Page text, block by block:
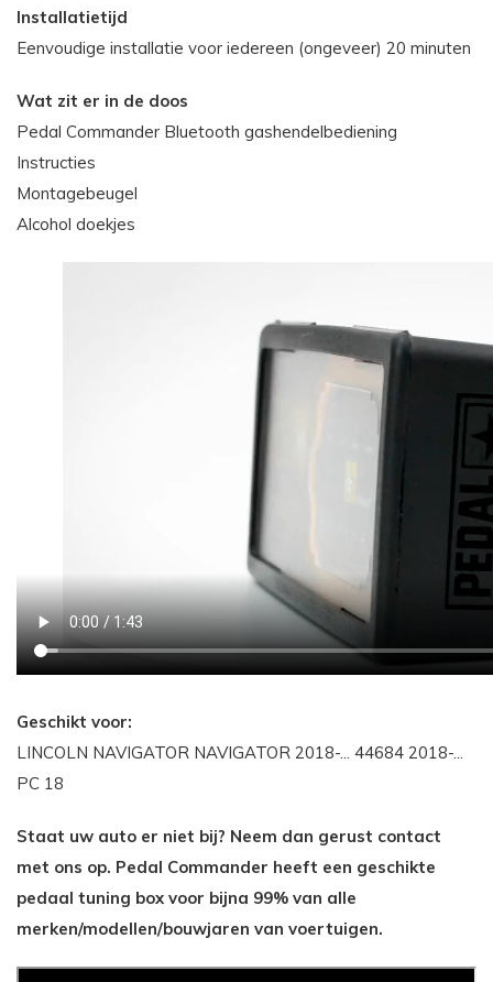
Installatietijd
Eenvoudige installatie voor iedereen (ongeveer) 20 minuten
Wat zit er in de doos
Pedal Commander Bluetooth gashendelbediening
Instructies
Montagebeugel
Alcohol doekjes
Geschikt voor:
LINCOLN NAVIGATOR NAVIGATOR 2018-... 44684 2018-...
PC 18
Staat uw auto er niet bij? Neem dan gerust contact
met ons op. Pedal Commander heeft een geschikte
pedaal tuning box voor bijna 99% van alle
merken/modellen/bouwjaren van voertuigen.